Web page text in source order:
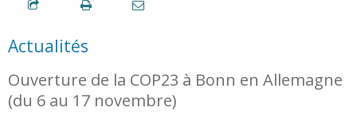
Actualités
Ouverture de la COP23 à Bonn en Allemagne
(du 6 au 17 novembre)